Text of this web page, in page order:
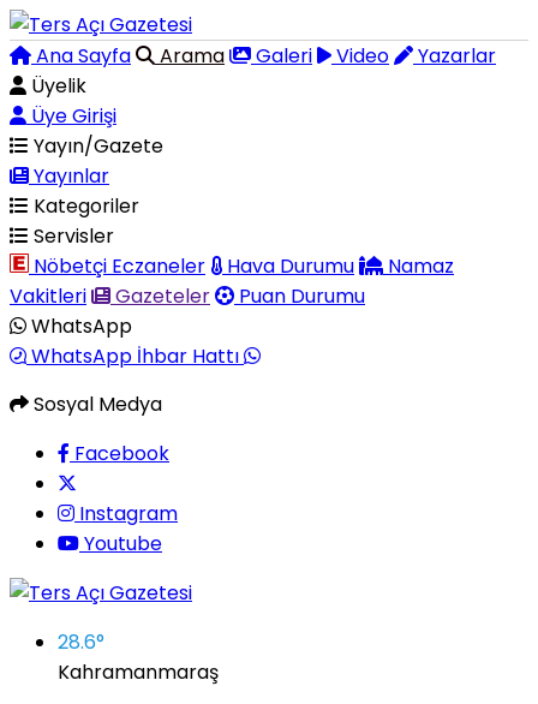
Ana Sayfa Arama Galeri Video
Yazarlar
Üyelik
Üye Girişi
Yayın/Gazete
Yayınlar
Kategoriler
Servisler
Nöbetçi Eczaneler
Hava Durumu
Namaz
Vakitleri
Gazeteler
Puan Durumu
WhatsApp
WhatsApp İhbar Hattı
Sosyal Medya
Facebook
Instagram
Youtube
28.6°
Kahramanmaraş